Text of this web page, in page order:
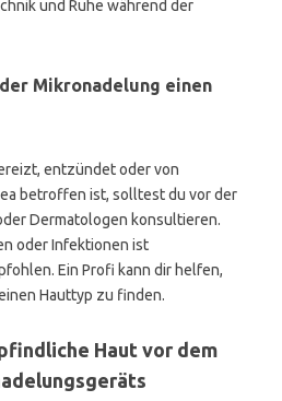
und Ruhe während der
Mikronadelung einen
entzündet oder von
betroffen ist, solltest du vor der
Dermatologen konsultieren.
oder Infektionen ist
Ein Profi kann dir helfen,
Hauttyp zu finden.
Haut vor dem